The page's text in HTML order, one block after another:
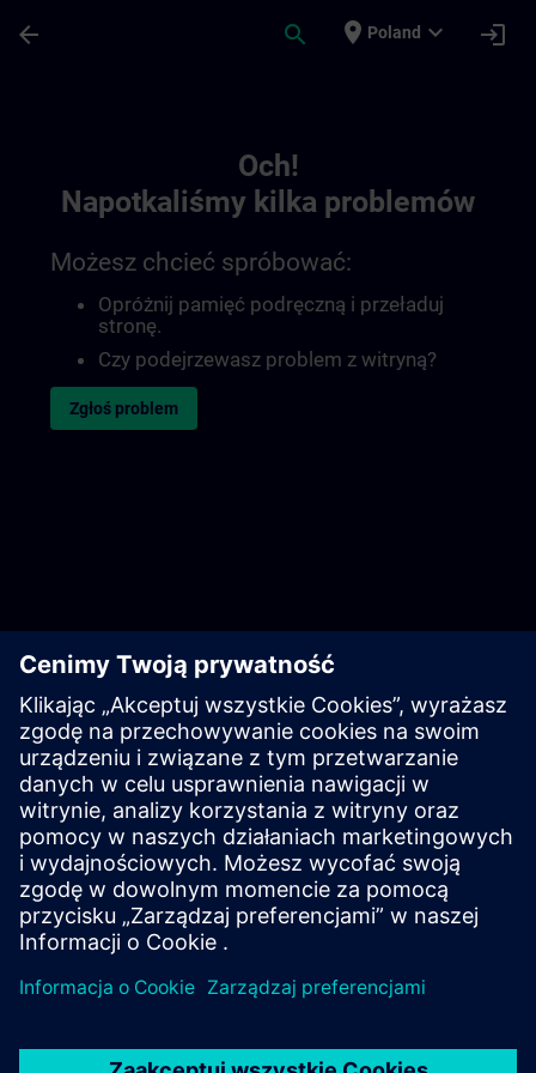
arrow_back search place Poland expand_more login
Och!
Napotkaliśmy kilka problemów
Możesz chcieć spróbować:
Opróżnij pamięć podręczną i przeładuj
stronę.
Czy podejrzewasz problem z witryną?
Zgłoś problem